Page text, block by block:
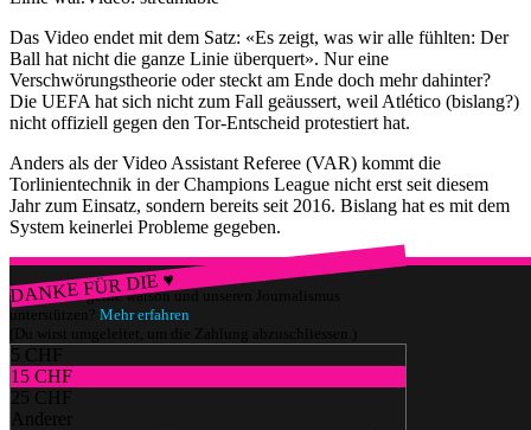
Das Video endet mit dem Satz: «Es zeigt, was wir alle fühlten: Der
Ball hat nicht die ganze Linie überquert». Nur eine
Verschwörungstheorie oder steckt am Ende doch mehr dahinter?
Die UEFA hat sich nicht zum Fall geäussert, weil Atlético (bislang?)
nicht offiziell gegen den Tor-Entscheid protestiert hat.
Anders als der Video Assistant Referee (VAR) kommt die
Torlinientechnik in der Champions League nicht erst seit diesem
Jahr zum Einsatz, sondern bereits seit 2016. Bislang hat es mit dem
System keinerlei Probleme gegeben.
DANKE FÜR DIE ♥
Würdest du gerne watson und unseren Journalismus
unterstützen? Mehr erfahren
(Du wirst umgeleitet, um die Zahlung abzuschliessen.)
5 CHF
15 CHF
25 CHF
Anderer